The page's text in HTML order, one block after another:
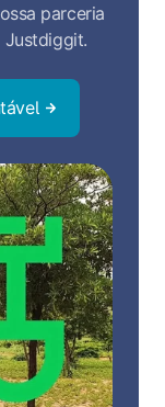
parceria
Justdiggit.